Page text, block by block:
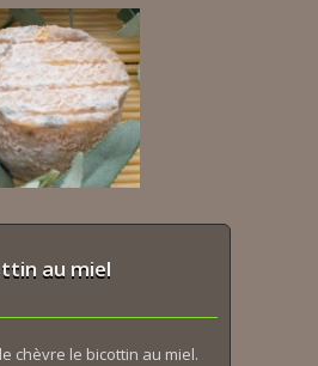
au miel
chèvre le bicottin au miel.